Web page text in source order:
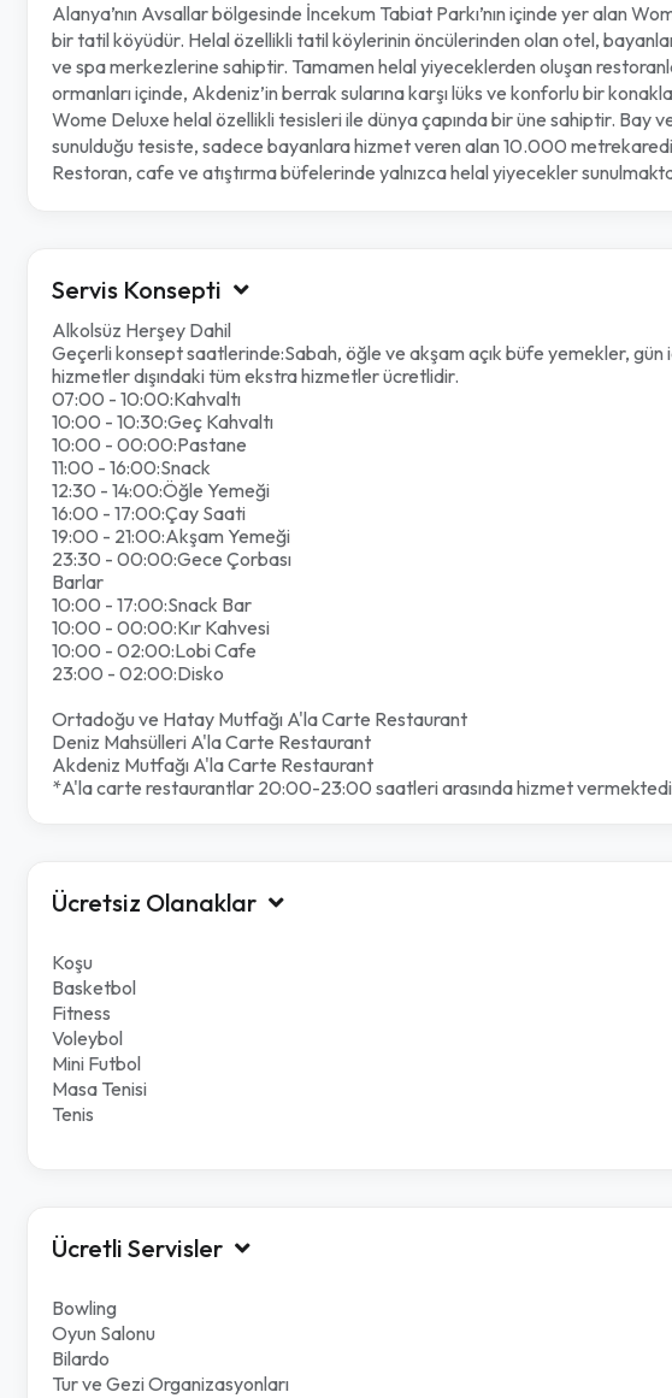
Alanya’nın Avsallar bölgesinde İncekum Tabiat Parkı’nın içinde yer alan
bir tatil köyüdür. Helal özellikli tatil köylerinin öncülerinden olan otel,
ve spa merkezlerine sahiptir. Tamamen helal yiyeceklerden oluşan
ormanları içinde, Akdeniz’in berrak sularına karşı lüks ve konforlu bir
Wome Deluxe helal özellikli tesisleri ile dünya çapında bir üne sahiptir. Bay
sunulduğu tesiste, sadece bayanlara hizmet veren alan 10.000
Restoran, cafe ve atıştırma büfelerinde yalnızca helal yiyecekler
Servis Konsepti
Alkolsüz Herşey Dahil
Geçerli konsept saatlerinde:Sabah, öğle ve akşam açık büfe yemekler,
hizmetler dışındaki tüm ekstra hizmetler ücretlidir.
07:00 - 10:00:Kahvaltı
10:00 - 10:30:Geç Kahvaltı
10:00 - 00:00:Pastane
11:00 - 16:00:Snack
12:30 - 14:00:Öğle Yemeği
16:00 - 17:00:Çay Saati
19:00 - 21:00:Akşam Yemeği
23:30 - 00:00:Gece Çorbası
Barlar
10:00 - 17:00:Snack Bar
10:00 - 00:00:Kır Kahvesi
10:00 - 02:00:Lobi Cafe
23:00 - 02:00:Disko
Ortadoğu ve Hatay Mutfağı A'la Carte Restaurant
Deniz Mahsülleri A'la Carte Restaurant
Akdeniz Mutfağı A'la Carte Restaurant
*A'la carte restaurantlar 20:00-23:00 saatleri arasında hizmet
Ücretsiz Olanaklar
Koşu
Basketbol
Fitness
Voleybol
Mini Futbol
Masa Tenisi
Tenis
Ücretli Servisler
Bowling
Oyun Salonu
Bilardo
Tur ve Gezi Organizasyonları